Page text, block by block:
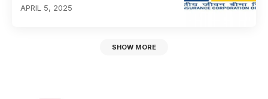
APRIL 5, 2025
SHOW MORE